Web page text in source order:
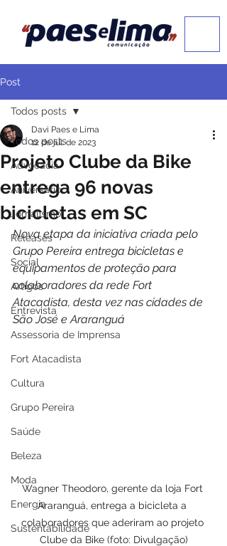
Post
Todos posts
Advocacia
Aniversário
Jornalismo
Releases
Social
Artigos
Entrevista
Assessoria de Imprensa
Fort Atacadista
Cultura
Grupo Pereira
Saúde
Beleza
Moda
Energia
Sustentabilidade
Todos posts
Projeto Clube da Bike
entrega 96 novas
bicicletas em SC
Davi Paes e Lima
12 de jul. de 2023
Nova etapa da iniciativa criada pelo
Grupo Pereira entrega bicicletas e
equipamentos de proteção para
colaboradores da rede Fort
Atacadista, desta vez nas cidades de
São José e Araranguá
Wagner Theodoro, gerente da loja Fort
Araranguá, entrega a bicicleta a
colaboradores que aderiram ao projeto
Clube da Bike (foto: Divulgação)